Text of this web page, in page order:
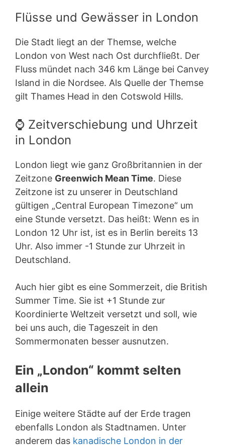
Flüsse und Gewässer in London
Die Stadt liegt an der Themse, welche
London von West nach Ost durchfließt. Der
Fluss mündet nach 346 km Länge bei Canvey
Island in die Nordsee. Als Quelle der Themse
gilt Thames Head in den Cotswold Hills.
⌚ Zeitverschiebung und Uhrzeit
in London
London liegt wie ganz Großbritannien in der
Zeitzone Greenwich Mean Time. Diese
Zeitzone ist zu unserer in Deutschland
gültigen „Central European Timezone“ um
eine Stunde versetzt. Das heißt: Wenn es in
London 12 Uhr ist, ist es in Berlin bereits 13
Uhr. Also immer -1 Stunde zur Uhrzeit in
Deutschland.
Auch hier gibt es eine Sommerzeit, die British
Summer Time. Sie ist +1 Stunde zur
Koordinierte Weltzeit versetzt und soll, wie
bei uns auch, die Tageszeit in den
Sommermonaten besser ausnutzen.
Ein „London“ kommt selten
allein
Einige weitere Städte auf der Erde tragen
ebenfalls London als Stadtnamen. Unter
anderem das kanadische London in der